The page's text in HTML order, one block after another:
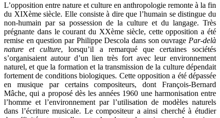
L’opposition entre nature et culture en anthropologie remonte à la fin
du XIXème siècle. Elle consiste à dire que l’humain se distingue du
non-humain par sa possession de la culture et du langage. Très
prégnante dans le courant du XXème siècle, cette opposition a été
remise en question par Philippe Descola dans son ouvrage Par-delà
nature et culture, lorsqu’il a remarqué que certaines sociétés
s’organisaient autour d’un lien très fort avec leur environnement
naturel, et que la formation et la transmission de la culture dépendait
fortement de conditions biologiques. Cette opposition a été dépassée
en musique par certains compositeurs, dont François-Bernard
Mâche, qui a proposé dès les années 1960 une harmonisation entre
l’homme et l’environnement par l’utilisation de modèles naturels
dans l’écriture musicale. Le compositeur a ainsi cherché à étudier